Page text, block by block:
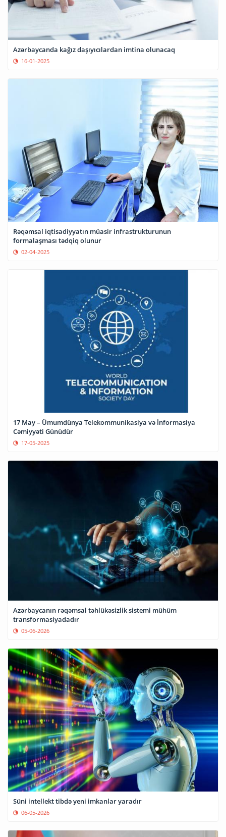
Azərbaycanda kağız daşıyıcılardan imtina olunacaq
16-01-2025
Rəqəmsal iqtisadiyyatın müasir infrastrukturunun
formalaşması tədqiq olunur
02-04-2025
17 May – Ümumdünya Telekommunikasiya və İnformasiya
Cəmiyyəti Günüdür
17-05-2025
Azərbaycanın rəqəmsal təhlükəsizlik sistemi mühüm
transformasiyadadır
05-06-2026
Süni intellekt tibdə yeni imkanlar yaradır
06-05-2026